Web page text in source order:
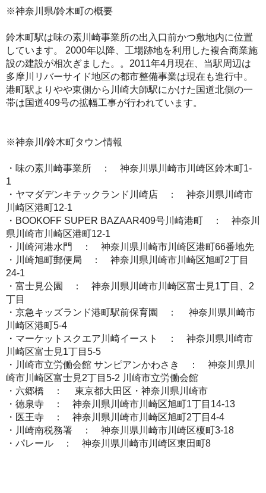
※神奈川県/鈴木町の概要
鈴木町駅は味の素川崎事業所の出入口前かつ敷地内に位置
しています。 2000年以降、工場跡地を利用した複合商業施
設の建設が相次ぎました。。2011年4月現在、当駅周辺は
多摩川リバーサイド地区の都市整備事業は現在も進行中。
港町駅よりやや東側から川崎大師駅にかけた国道北側の一
帯は国道409号の拡幅工事が行われています。
※神奈川/鈴木町タウン情報
・味の素川崎事業所 ： 神奈川県川崎市川崎区鈴木町1-
1
・ヤマダデンキテックランド川崎店 ： 神奈川県川崎市
川崎区港町12-1
・BOOKOFF SUPER BAZAAR409号川崎港町 ： 神奈川
県川崎市川崎区港町12-1
・川崎河港水門 ： 神奈川県川崎市川崎区港町66番地先
・川崎旭町郵便局 ： 神奈川県川崎市川崎区旭町2丁目
24-1
・富士見公園 ： 神奈川県川崎市川崎区富士見1丁目、2
丁目
・京急キッズランド港町駅前保育園 ： 神奈川県川崎市
川崎区港町5-4
・マーケットスクエア川崎イースト ： 神奈川県川崎市
川崎区富士見1丁目5-5
・川崎市立労働会館 サンピアンかわさき ： 神奈川県川
崎市川崎区富士見2丁目5-2 川崎市立労働会館
・六郷橋 ： 東京都大田区・神奈川県川崎市
・徳泉寺 ： 神奈川県川崎市川崎区旭町1丁目14-13
・医王寺 ： 神奈川県川崎市川崎区旭町2丁目4-4
・川崎南税務署 ： 神奈川県川崎市川崎区榎町3-18
・パレール ： 神奈川県川崎市川崎区東田町8